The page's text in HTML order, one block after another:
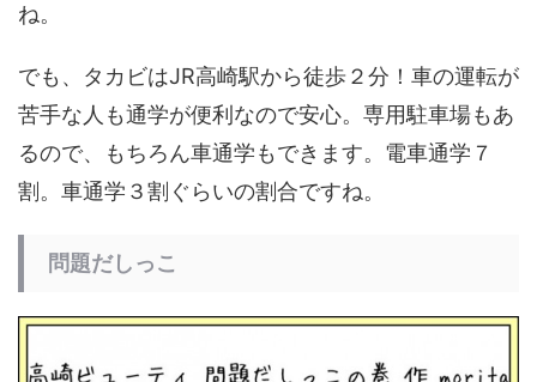
ね。
でも、タカビはJR高崎駅から徒歩２分！車の運転が
苦手な人も通学が便利なので安心。専用駐車場もあ
るので、もちろん車通学もできます。電車通学７
割。車通学３割ぐらいの割合ですね。
問題だしっこ